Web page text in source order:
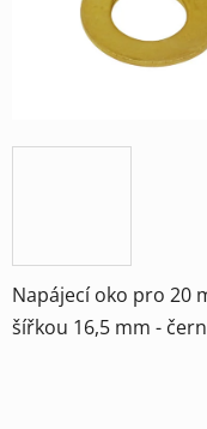
Napájecí oko pro 20
šířkou 16,5 mm -